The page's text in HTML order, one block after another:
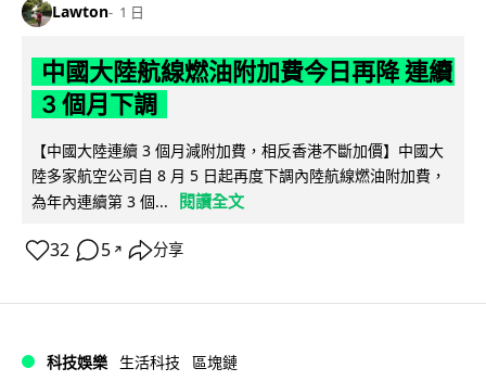
Lawton 1 日
中國大陸航線燃油附加費今日再降 連續
3 個月下調
【中國大陸連續 3 個月減附加費，相反香港不斷加價】中國大
陸多家航空公司自 8 月 5 日起再度下調內陸航線燃油附加費，
為年內連續第 3 個...
閱讀全文
32 5 ↗ 分享
科技娛樂 生活科技 區塊鏈